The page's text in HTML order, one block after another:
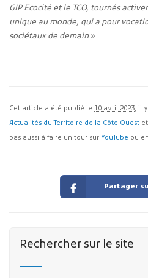
GIP Ecocité et le TCO, tournés
unique au monde, qui a pour
sociétaux de demain ».
Cet article a été publié le 10 avril 2023, il
Actualités du Territoire de la Côte Ouest
pas aussi à faire un tour sur YouTube ou
Partager
Rechercher sur le site